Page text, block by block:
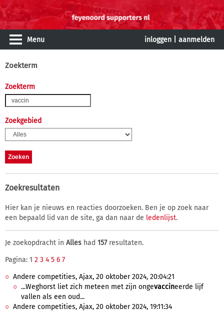
Menu inloggen aanmelden
Zoekterm
Zoekterm
Zoekgebied
Zoekresultaten
Hier kan je nieuws en reacties doorzoeken. Ben je op zoek naar
een bepaald lid van de site, ga dan naar de ledenlijst.
Je zoekopdracht in Alles had 157resultaten.
Pagina: 1 2 3 4 5 6 7
Andere competities, Ajax, 20 oktober 2024, 20:04:21
...Weghorst liet zich meteen met zijn ongevaccineerde lijf
vallen als een oud...
Andere competities, Ajax, 20 oktober 2024, 19:11:34